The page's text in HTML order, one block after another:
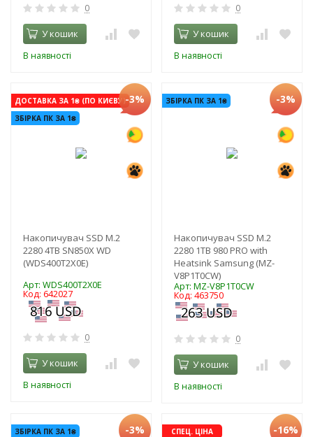
0
У кошик
В наявності
0
У кошик
В наявності
ДОСТАВКА ЗА 1₴ (ПО КИЄВУ)
ЗБІРКА ПК ЗА 1₴
-3%
Накопичувач SSD M.2
2280 4TB SN850X WD
(WDS400T2X0E)
Арт: WDS400T2X0E
Код: 642027
0
У кошик
В наявності
ЗБІРКА ПК ЗА 1₴ -3%
Накопичувач SSD M.2
2280 1TB 980 PRO with
Heatsink Samsung (MZ-
V8P1T0CW)
Арт: MZ-V8P1T0CW
Код: 463750
0
У кошик
В наявності
ЗБІРКА ПК ЗА 1₴ -3%
СПЕЦ. ЦІНА
-16%